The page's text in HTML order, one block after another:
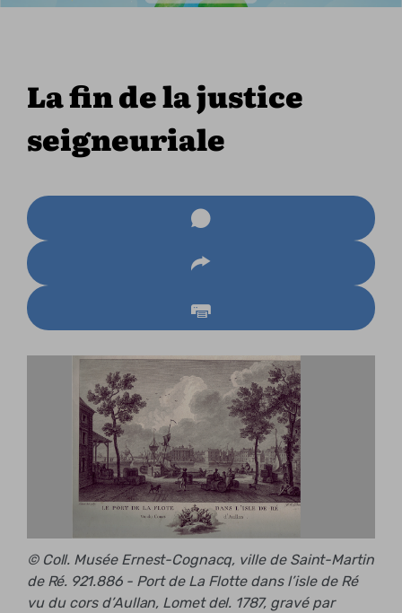
La fin de la justice
seigneuriale
© Coll. Musée Ernest-Cognacq, ville de Saint-Martin
de Ré. 921.886 - Port de La Flotte dans l’isle de Ré
vu du cors d’Aullan, Lomet del. 1787, gravé par